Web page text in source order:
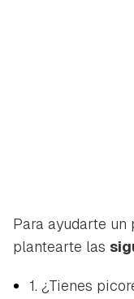
Para ayudarte un
plantearte las
1. ¿Tienes